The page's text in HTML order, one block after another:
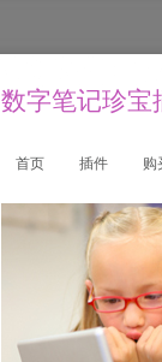
数字笔记珍宝
首页 插件 购